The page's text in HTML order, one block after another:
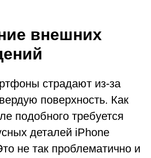
внешних
страдают из-за
поверхность. Как
подобного требуется
деталей iPhone
не так проблематично и